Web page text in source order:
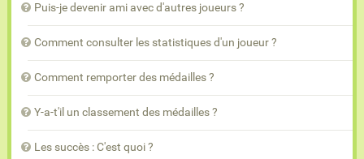
Puis-je devenir ami avec d'autres joueurs ?
Comment consulter les statistiques d'un joueur ?
Comment remporter des médailles ?
Y-a-t'il un classement des médailles ?
Les succès : C'est quoi ?